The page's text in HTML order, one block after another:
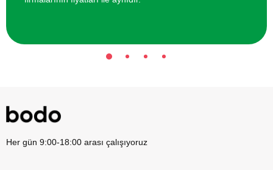
Her gün 9:00-18:00 arası çalışıyoruz